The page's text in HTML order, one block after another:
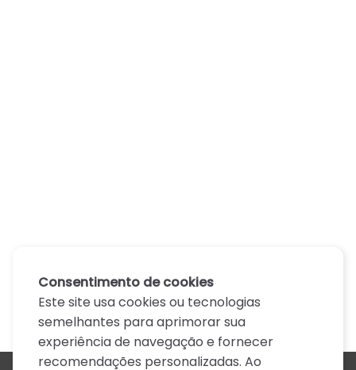
Consentimento de cookies
Este site usa cookies ou tecnologias
semelhantes para aprimorar sua
experiência de navegação e fornecer
recomendações personalizadas. Ao